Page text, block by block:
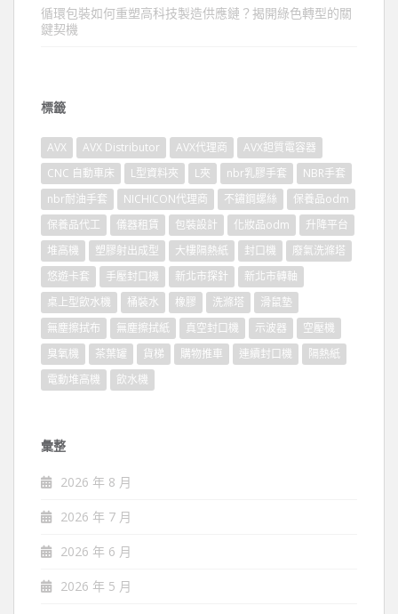
循環包裝如何重塑高科技製造供應鏈？揭開綠色轉型的關
鍵契機
標籤
AVX AVX Distributor AVX代理商
AVX鉭質電容器
CNC 自動車床
L型資料夾 L夾 nbr乳膠手套
NBR手套
nbr耐油手套
NICHICON代理商 不鏽鋼螺絲
保養品odm
保養品代工
儀器租賃 包裝設計 化妝品odm
升降平台
堆高機
塑膠射出成型 大樓隔熱紙 封口機
廢氣洗滌塔
悠遊卡套
手壓封口機 新北市探針
新北市轉軸
桌上型飲水機
桶裝水 橡膠 洗滌塔
滑鼠墊
無塵擦拭布
無塵擦拭紙 真空封口機 示波器
空壓機
臭氧機
茶葉罐 貨梯 購物推車 連續封口機
隔熱紙
電動堆高機
飲水機
彙整
2026 年 8 月
2026 年 7 月
2026 年 6 月
2026 年 5 月